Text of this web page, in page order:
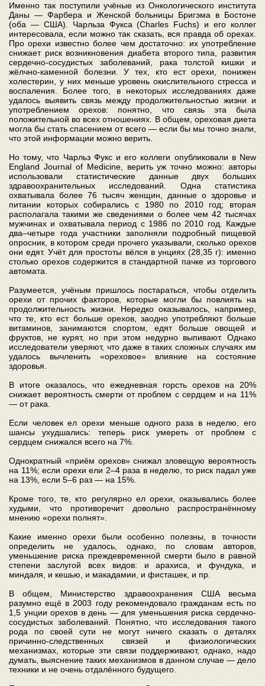
Именно так поступили учёные из Онкологического института
Даны — Фарбера и Женской больницы Бригэма в Бостоне
(оба — США). Чарльза Фукса (Charles Fuchs) и его коллег
интересовала, если можно так сказать, вся правда об орехах.
Про орехи известно более чем достаточно: их употребление
снижает риск возникновения диабета второго типа, развития
сердечно-сосудистых заболеваний, рака толстой кишки и
жёлчно-каменной болезни. У тех, кто ест орехи, понижен
холестерин, у них меньше уровень окислительного стресса и
воспаления. Более того, в некоторых исследованиях даже
удалось выявить связь между продолжительностью жизни и
употреблением орехов: понятно, что связь эта была
положительной во всех отношениях. В общем, ореховая диета
могла бы стать спасением от всего — если бы мы точно знали,
что этой информации можно верить.
Но тому, что Чарльз Фукс и его коллеги опубликовали в New
England Journal of Medicine, верить уж точно можно: авторы
использовали статистические данные двух больших
здравоохранительных исследований. Одна статистика
охватывала более 76 тысяч женщин, данные о здоровье и
питании которых собирались с 1980 по 2010 год; вторая
располагала такими же сведениями о более чем 42 тысячах
мужчинах и охватывала период с 1986 по 2010 год. Каждые
два–четыре года участники заполняли подробный пищевой
опросник, в котором среди прочего указывали, сколько орехов
они едят. Учёт для простоты вёлся в унциях (28,35 г): именно
столько орехов содержится в стандартной пачке из торгового
автомата.
Разумеется, учёным пришлось постараться, чтобы отделить
орехи от прочих факторов, которые могли бы повлиять на
продолжительность жизни. Нередко оказывалось, например,
что те, кто ест больше орехов, заодно употребляют больше
витаминов, занимаются спортом, едят больше овощей и
фруктов, не курят, но при этом недурно выпивают. Однако
исследователи уверяют, что даже в таких сложных случаях им
удалось вычленить «ореховое» влияние на состояние
здоровья.
В итоге оказалось, что ежедневная горсть орехов на 20%
снижает вероятность смерти от проблем с сердцем и на 11%
— от рака.
Если человек ел орехи меньше одного раза в неделю, его
шансы ухудшались: теперь риск умереть от проблем с
сердцем снижался всего на 7%.
Однократный «приём орехов» снижал зловещую вероятность
на 11%; если орехи ели 2–4 раза в неделю, то риск падал уже
на 13%, если 5–6 раз — на 15%.
Кроме того, те, кто регулярно ел орехи, оказывались более
худыми, что противоречит довольно распространённому
мнению «орехи полнят».
Какие именно орехи были особенно полезны, в точности
определить не удалось, однако, по словам авторов,
уменьшение риска преждевременной смерти было в равной
степени заслугой всех видов: и арахиса, и фундука, и
миндаля, и кешью, и макадамии, и фисташек, и пр.
В общем, Министерство здравоохранения США весьма
разумно ещё в 2003 году рекомендовало гражданам есть по
1,5 унции орехов в день — для уменьшения риска сердечно-
сосудистых заболеваний. Понятно, что исследования такого
рода по своей сути не могут ничего сказать о деталях
причинно-следственных связей и физиологических
механизмах, которые эти связи поддерживают, однако, надо
думать, выяснение таких механизмов в данном случае — дело
техники и не очень отдалённого будущего.